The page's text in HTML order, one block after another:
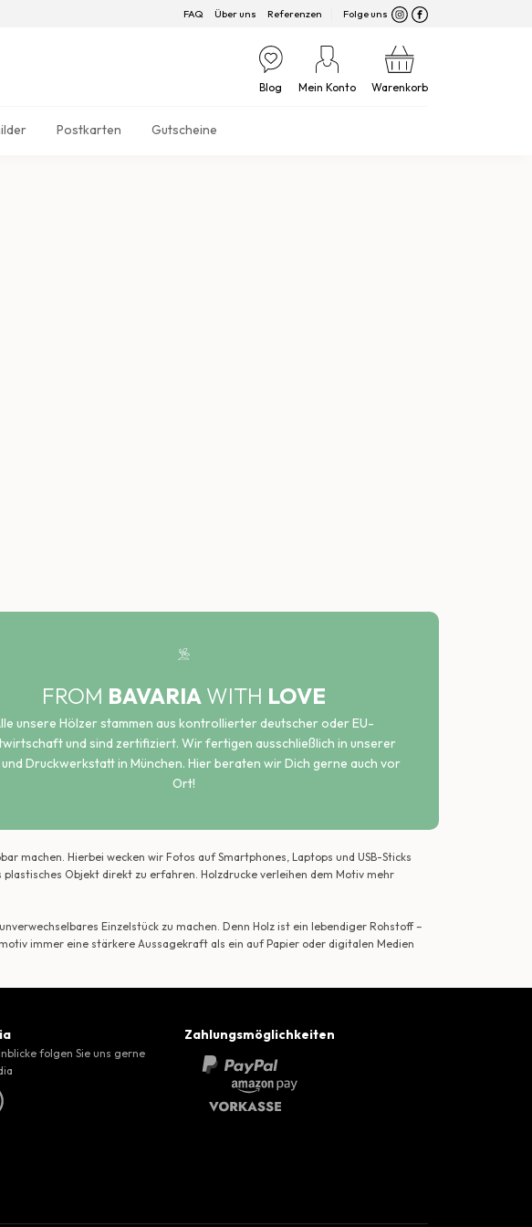
FAQ Über uns Referenzen Folge uns
Blog Mein Konto Warenkorb
Postkarten Gutscheine
FROM BAVARIA WITH LOVE
unsere Hölzer stammen aus kontrollierter deutscher oder EU-
und sind zertifiziert. Wir fertigen ausschließlich in unserer
Druckwerkstatt in München. Hier beraten wir Dich gerne auch vor
Ort!
machen. Hierbei wecken wir Fotos auf Smartphones, Laptops und USB-Sticks
Objekt direkt zu erfahren. Holzdrucke verleihen dem Motiv mehr
Einzelstück zu machen. Denn Holz ist ein lebendiger Rohstoff –
immer eine stärkere Aussagekraft als ein auf Papier oder digitalen Medien
folgen Sie uns gerne
Zahlungsmöglichkeiten